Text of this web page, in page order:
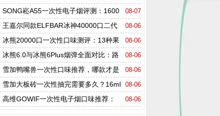
白、黑，哪个才是你的心头好？ 08-07
SONG崧A55一次性电子烟评测：1600
0口+16ml大烟油容量，搭配纯钴电池及高清
屏实测
08-06
王嘉尔同款ELFBAR冰神40000口二代
评测：四档调冰+三模式，凭什么席卷市场？
08-06
冰熊20000口一次性口味测评：13种果
味一次说透，值得买吗？ 08-06
冰熊6.0与冰熊6Plus烟弹全面对比：路
线之争，容量、口感、口味全维度拆解 08-06
雪加鸭嘴兽一次性口味推荐，哪款才是
真正的口感之王？ 08-06
雪加大板砖一次性抽完需要多久？16ml
烟油+陶瓷芯的真实表现 08-06
高维GOWIF一次性电子烟口味推荐：